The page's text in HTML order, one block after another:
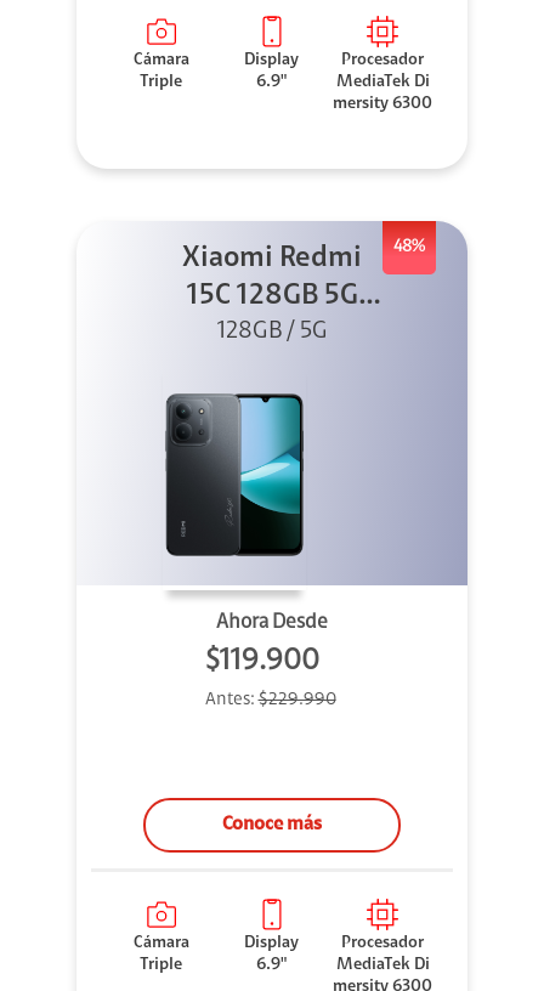
Cámara
Triple
Display
6.9"
Procesador
MediaTek Di
mersity 6300
48%
Xiaomi Redmi
15C 128GB 5G
Negro
128GB / 5G
Ahora Desde
$119.900
Antes:$229.990
Conoce más
Cámara
Triple
Display
6.9"
Procesador
MediaTek Di